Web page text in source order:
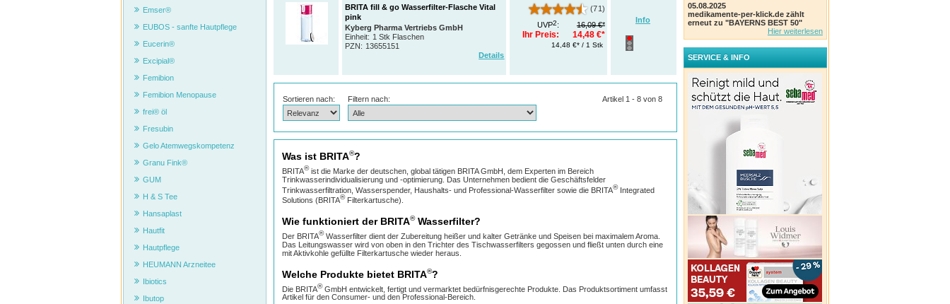
Info
BRITA fill & go Wasserfilter-Flasche Vital
pink
Kyberg Pharma Vertriebs GmbH
Einheit: 1 Stk Flaschen
PZN: 13655151
Details
(71)
UVP2: 16,09 €*
Ihr Preis: 14,48 €*
14,48 €* / 1 Stk
Sortieren nach: Filtern nach: Artikel 1 - 8 von 8
Was ist BRITA®?
BRITA®ist die Marke der deutschen, global tätigen BRITA GmbH, dem Experten im Bereich
Trinkwasserindividualisierung und -optimierung. Das Unternehmen bedient die Geschäftsfelder
Trinkwasserfiltration, Wasserspender, Haushalts- und Professional-Wasserfilter sowie die BRITA®Integrated
Solutions (BRITA®Filterkartusche).
Wie funktioniert der BRITA®Wasserfilter?
Der BRITA®Wasserfilter dient der Zubereitung heißer und kalter Getränke und Speisen bei maximalem Aroma.
Das Leitungswasser wird von oben in den Trichter des Tischwasserfilters gegossen und fließt unten durch eine
mit Aktivkohle gefüllte Filterkartusche wieder heraus.
Welche Produkte bietet BRITA®?
Die BRITA®GmbH entwickelt, fertigt und vermarktet bedürfnisgerechte Produkte. Das Produktsortiment umfasst
Artikel für den Consumer- und den Professional-Bereich.
Emser®
EUBOS - sanfte Hautpflege
Eucerin®
Excipial®
Femibion
Femibion Menopause
frei® öl
Fresubin
Gelo Atemwegskompetenz
Granu Fink®
GUM
H & S Tee
Hansaplast
Hautfit
Hautpflege
HEUMANN Arzneitee
Ibiotics
Ibutop
05.08.2025
medikamente-per-klick.de zählt
erneut zu "BAYERNS BEST 50"
Hier weiterlesen
SERVICE & INFO